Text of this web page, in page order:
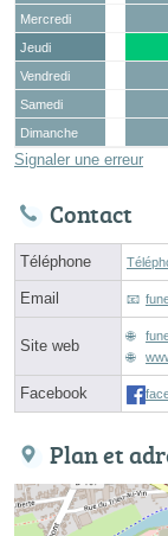
Mercredi
Jeudi
Vendredi
Samedi
Dimanche
Signaler une erreur
Contact
Téléphone
Email
Site web
Facebook
Plan et